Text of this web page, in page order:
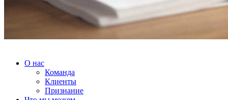
О нас
Команда
Клиенты
Признание